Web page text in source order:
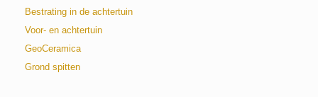
Bestrating in de achtertuin
Voor- en achtertuin
GeoCeramica
Grond spitten